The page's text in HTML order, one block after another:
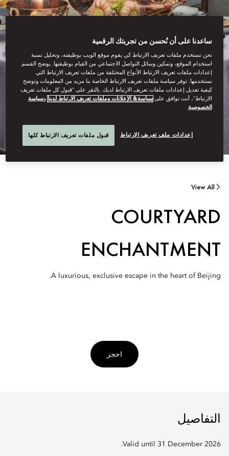
View All
COURTYARD
ENCHANTMENT
A luxurious, exclusive escape in the heart of Beijing.
احجز
التفاصيل
Valid until 31 December 2026.
ساعدنا على أن نُحسن من تجربتك الرقمية
نحن نستخدم ملفات تعريف الارتباط كي يقوم موقع الويب بوظيفته، وتحليل نسبة
استخدام الموقع، وتمكين وسائل التواصل الاجتماعي من القيام بوظيفتها. يوضح القسم
إعدادات ملفات تعريف الارتباط الأنواع المختلفة من ملفات تعريف الارتباط التي
نستخدمها. توفر سياسة ملفات تعريف الارتباط الخاصة بنا مزيد من المعلومات وتوضح
كيفية تعديل إعدادات ملفات تعريف الارتباط لديك. بالنقر على “قبول كل ملفات تعريف
الارتباط”، أنت توافق علىسياسة& الإعلانات وملفات تعريف الارتباط لدينا وسياسة
الخصوصية
إعدادات ملف تعريف الارتباط قبول ملفات تعريف الارتباط كلها